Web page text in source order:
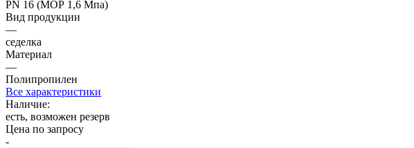
PN 16 (МОР 1,6 Мпа)
Вид продукции
—
седелка
Материал
—
Полипропилен
Все характеристики
Наличие:
есть, возможен резерв
Цена по запросу
-